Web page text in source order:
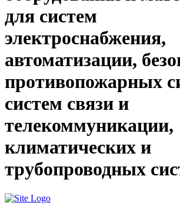
для систем
электроснабжения,
автоматизации,
противопожарных
систем связи и
телекоммуникации,
климатических и
трубопроводных